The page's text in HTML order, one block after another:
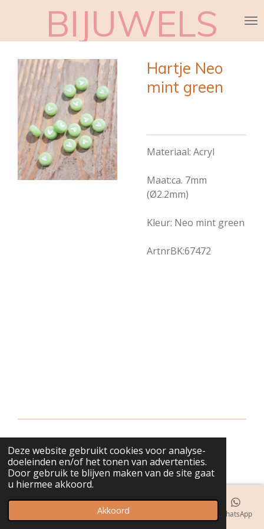
Deze website gebruikt cookies voor analyse-
doeleinden en/of het tonen van advertenties.
Door gebruik te blijven maken van de site gaat
u hiermee akkoord.
Akkoord
naar
hoofdinhoud
BIJUWELS
Hartje Neo
mint green
Materiaal: Acryl
Maat:ca. 7mm
(Ø2.2mm)
Kleur: Neo mint green
ArtnrBK:67472
© 2018 - 2026 bijuwels
Telefoonnummer WhatsApp